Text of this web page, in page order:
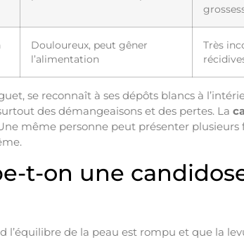
Douloureux, peut gêner
l’alimentation
Très
se reconnaît à ses dépôts blancs à
des démangeaisons et des pertes. La
même personne peut présenter
t-on une
l’équilibre de la peau est rompu et que la